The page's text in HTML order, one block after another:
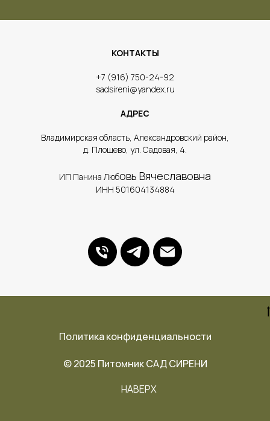
КОНТАКТЫ
​+7 (916) 750-24-92
sadsireni@yandex.ru
АДРЕС
​Владимирская область, Александровский район,
д. Площево, ул. Садовая, 4.
ИП Панина Любовь Вячеславовна
ИНН 501604134884
Политика конфиденциальности
© 2025 Питомник САД СИРЕНИ
НАВЕРХ